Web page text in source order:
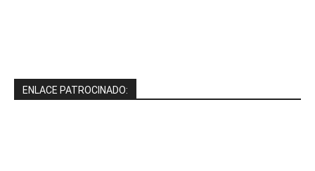
ENLACE PATROCINADO: